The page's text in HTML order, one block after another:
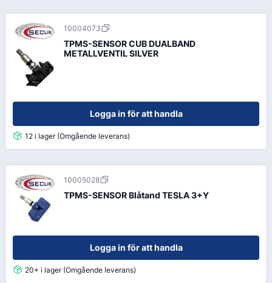
10004073
TPMS-SENSOR CUB DUALBAND
METALLVENTIL SILVER
Logga in för att handla
12 i lager (Omgående leverans)
10005028
TPMS-SENSOR Blåtand TESLA 3+Y
Logga in för att handla
20+ i lager (Omgående leverans)